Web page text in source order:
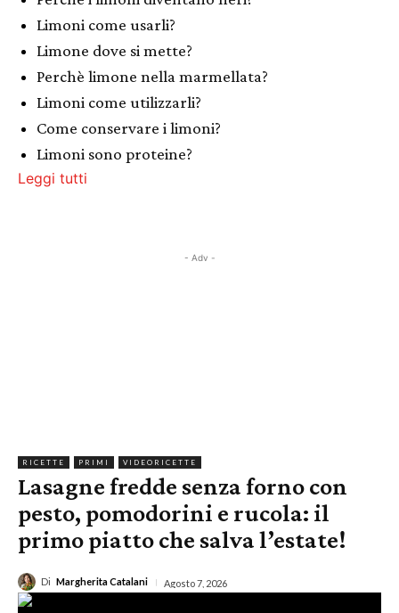
Limoni come usarli?
Limone dove si mette?
Perchè limone nella marmellata?
Limoni come utilizzarli?
Come conservare i limoni?
Limoni sono proteine?
Leggi tutti
- Adv -